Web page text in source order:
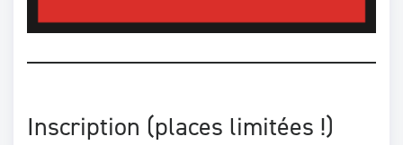
Inscription (places limitées !)